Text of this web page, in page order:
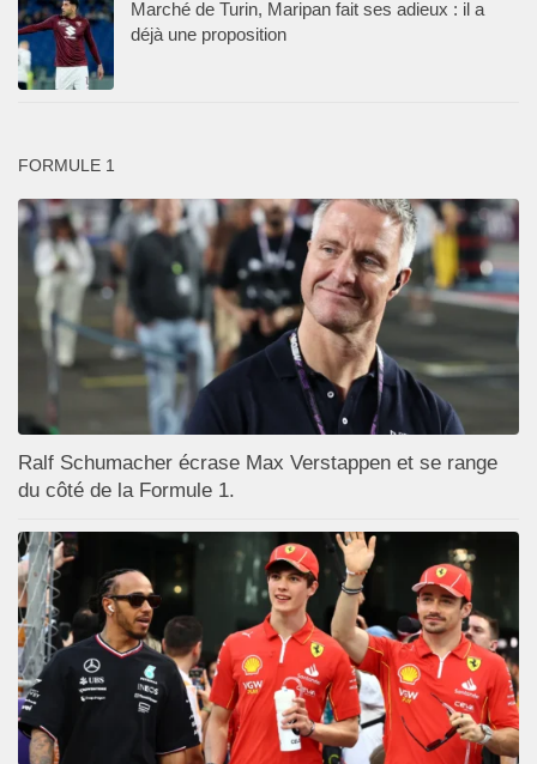
Marché de Turin, Maripan fait ses adieux : il a
déjà une proposition
FORMULE 1
Ralf Schumacher écrase Max Verstappen et se range
du côté de la Formule 1.